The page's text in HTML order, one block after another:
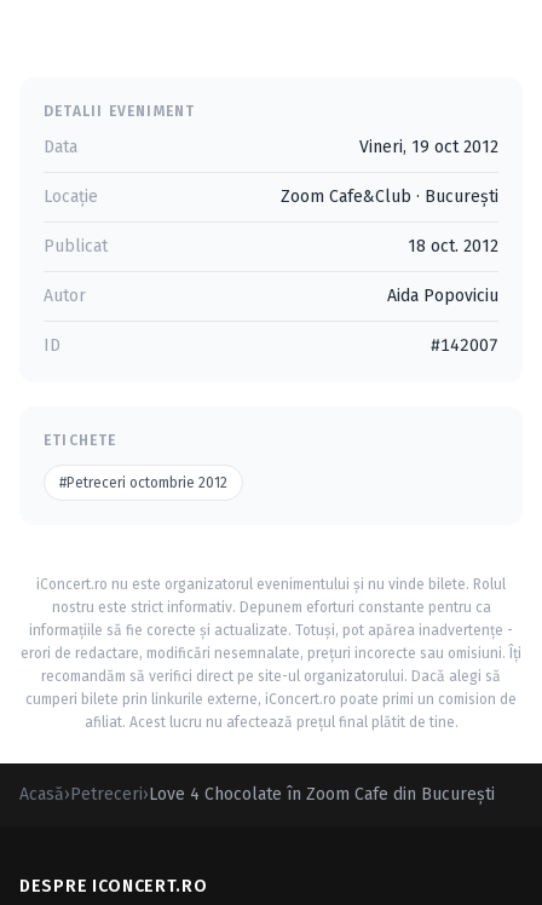
DETALII EVENIMENT
Data Vineri, 19 oct 2012
Locație Zoom Cafe&Club · Bucureşti
Publicat 18 oct. 2012
Autor Aida Popoviciu
ID #142007
ETICHETE
#Petreceri octombrie 2012
iConcert.ro nu este organizatorul evenimentului și nu vinde bilete. Rolul
nostru este strict informativ. Depunem eforturi constante pentru ca
informațiile să fie corecte și actualizate. Totuși, pot apărea inadvertențe -
erori de redactare, modificări nesemnalate, prețuri incorecte sau omisiuni. Îți
recomandăm să verifici direct pe site-ul organizatorului. Dacă alegi să
cumperi bilete prin linkurile externe, iConcert.ro poate primi un comision de
afiliat. Acest lucru nu afectează prețul final plătit de tine.
Acasă›Petreceri›Love 4 Chocolate în Zoom Cafe din Bucureşti
DESPRE ICONCERT.RO